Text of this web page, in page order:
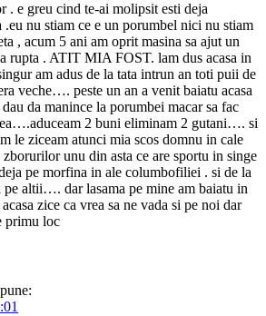
. e greu cind te-ai molipsit esti deja
.eu nu stiam ce e un porumbel nici nu stiam
, acum 5 ani am oprit masina sa ajut un
rupta . ATIT MIA FOST. lam dus acasa in
am adus de la tata intrun an toti puii de
veche…. peste un an a venit baiatu acasa
da manince la porumbei macar sa fac
2 buni eliminam 2 gutani…. si
le ziceam atunci mia scos domnu in cale
unu din asta ce are sportu in singe
pe morfina in ale columbofiliei . si de la
pe altii…. dar lasama pe mine am baiatu in
zice ca vrea sa ne vada si pe noi dar
primu loc